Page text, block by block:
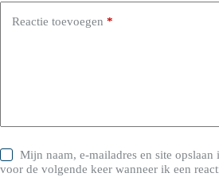
Reactie toevoegen *
Mijn naam, e-mailadres en site opslaan
voor de volgende keer wanneer ik een